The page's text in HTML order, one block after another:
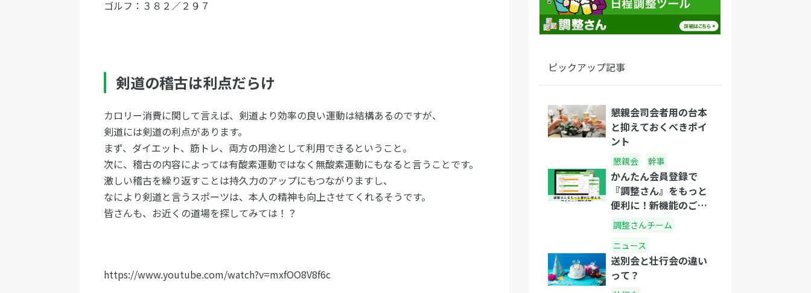
ゴルフ：３８２／２９７
剣道の稽古は利点だらけ
カロリー消費に関して言えば、剣道より効率の良い運動は結構あるのですが、
剣道には剣道の利点があります。
まず、ダイエット、筋トレ、両方の用途として利用できるということ。
次に、稽古の内容によっては有酸素運動ではなく無酸素運動にもなると言うことです。
激しい稽古を繰り返すことは持久力のアップにもつながりますし、
なにより剣道と言うスポーツは、本人の精神も向上させてくれるそうです。
皆さんも、お近くの道場を探してみては！？
https://www.youtube.com/watch?v=mxfOO8V8f6c
ピックアップ記事
懇親会司会者用の台本
と抑えておくべきポイ
ント
懇親会 幹事
かんたん会員登録で
『調整さん』をもっと
便利に！新機能のご紹
介
調整さんチーム
ニュース
送別会と壮行会の違い
って？